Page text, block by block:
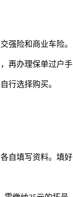
强险和商业车险。
再办理保单过户手
行选择购买。
自填写资料。填好